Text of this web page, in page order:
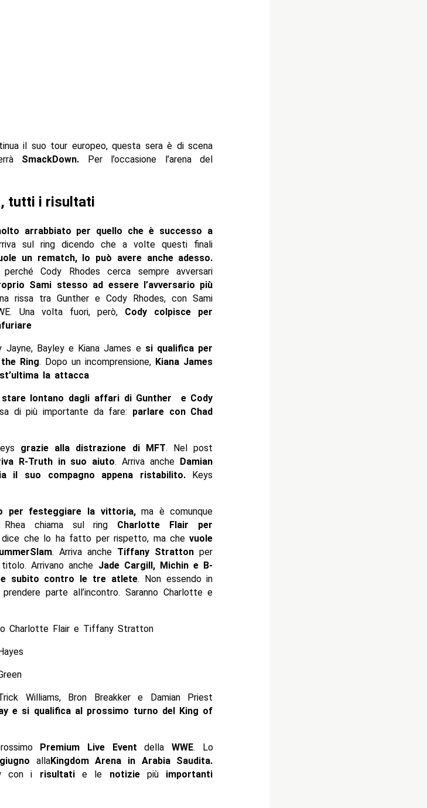
il suo tour europeo, questa sera è di scena
SmackDown. Per l’occasione l’arena del
tutti i risultati
arrabbiato per quello che è successo a
sul ring dicendo che a volte questi finali
un rematch, lo può avere anche adesso.
perché Cody Rhodes cerca sempre avversari
Sami stesso ad essere l’avversario più
rissa tra Gunther e Cody Rhodes, con Sami
Una volta fuori, però, Cody colpisce per
Jayne, Bayley e Kiana James e si qualifica per
Ring. Dopo un incomprensione, Kiana James
la attacca
lontano dagli affari di Gunther e Cody
di più importante da fare: parlare con Chad
grazie alla distrazione di MFT. Nel post
R-Truth in suo aiuto. Arriva anche Damian
il suo compagno appena ristabilito.Keys
per festeggiare la vittoria,ma è comunque
Rhea chiama sul ring Charlotte Flair per
dice che lo ha fatto per rispetto, ma chevuole
. Arriva anche Tiffany Stratton per
Arrivano anche Jade Cargill, Michin e B-
subito contro le tre atlete. Non essendo in
parte all’incontro. Saranno Charlotte e
Charlotte Flair e Tiffany Stratton
Williams, Bron Breakker e Damian Priest
e si qualifica al prossimo turno del King of
Premium Live Event della WWE. Lo
allaKingdom Arena in Arabia Saudita.
con i risultatie le notiziepiù importanti